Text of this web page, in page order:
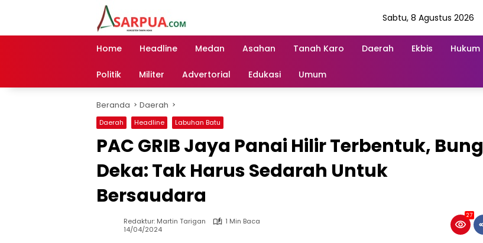
Sabtu, 8 Agustus 2026
Home Headline Medan Asahan Tanah Karo Daerah Ekbis Hukum
Politik Militer Advertorial Edukasi Umum
Beranda Daerah
Daerah Headline Labuhan Batu
PAC GRIB Jaya Panai Hilir Terbentuk, Bung
Deka: Tak Harus Sedarah Untuk
Bersaudara
Redaktur: Martin Tarigan
1 Min Baca
14/04/2024
27